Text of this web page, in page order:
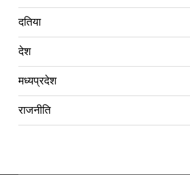
दतिया
देश
मध्यप्रदेश
राजनीति